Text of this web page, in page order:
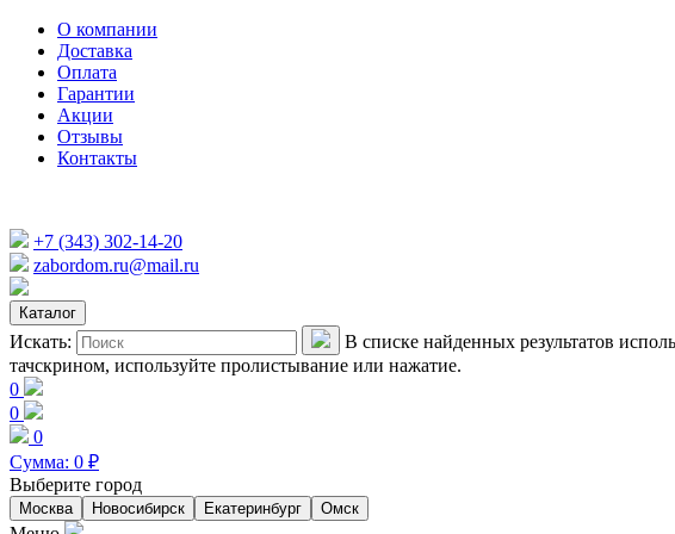
О компании
Доставка
Оплата
Гарантии
Акции
Отзывы
Контакты
+7 (343) 302-14-20
zabordom.ru@mail.ru
Каталог
Искать:
В списке найденных результатов
тачскрином, используйте пролистывание или нажатие.
0
0
0
Сумма: 0 ₽
Выберите город
Москва Новосибирск Екатеринбург Омск